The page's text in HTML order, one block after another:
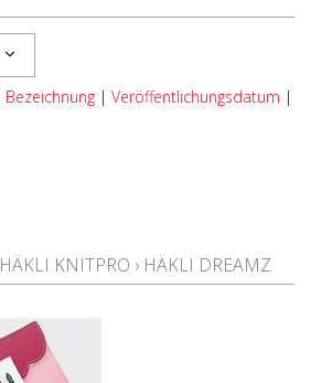
Bezeichnung | Veröffentlichungsdatum |
HÄKLI KNITPRO › HÄKLI DREAMZ